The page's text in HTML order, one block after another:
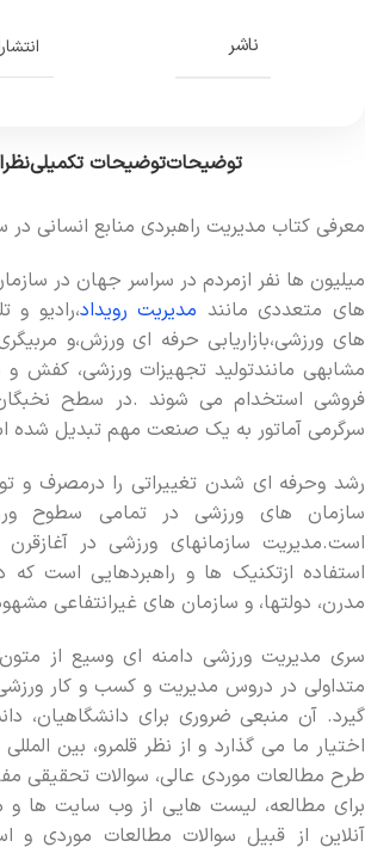
ناشر
توضیحاتتوضیحات تکمیلی
معرفی کتاب مدیریت راهبردی منابع انسانی
ميليون ها نفر ازمردم در سراسر جهان در
های متعددی مانند مدیریت رویداد،رادیو و
های ورزشی،بازاریابی حرفه ای ورزش،و
مشابهی مانندتولید تجهیزات ورزشی، کفش
فروشی استخدام می شوند .در سطح
سرگرمي آماتور به يك صنعت مهم تبدیل شده
رشد وحرفه ای شدن تغییراتی را درمصرف و
سازمان های ورزشی در تمامی سطوح
است.مدیریت سازمانهای ورزشی در
استفاده ازتکنیک ها و راهبردهایی است که
مدرن، دولتها، و سازمان های غیرانتفاعی
سری مدیریت ورزشی دامنه ای وسیع از
متداولی در دروس مدیریت و کسب و کار
گیرد. آن منبعی ضروری برای دانشگاهیان،
اختیار ما می گذارد و از نظر قلمرو، بین
طرح مطالعات موردی عالی، سوالات تحقیقی
برای مطالعه، لیست هایی از وب سایت ها
آنلاین از قبیل سوالات مطالعات موردی و